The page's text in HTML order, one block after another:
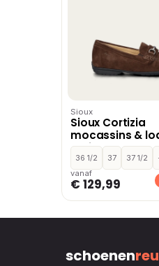
Sioux
Sioux Cortizia
mocassins &
Bruin
36 1/2 37 37 1/2
vanaf
€ 129,99
schoenen